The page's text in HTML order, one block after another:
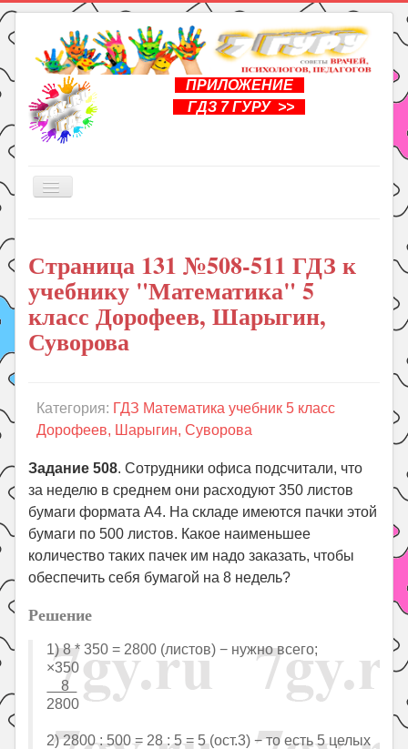
ПРИЛОЖЕНИЕ
ГДЗ 7 ГУРУ >>
Включить/
Книги
Рукоделие
Подготовка к школе
Уроки
Праздники
Летом!
Поиск
Страница 131 №508-511 ГДЗ к
учебнику "Математика" 5
класс Дорофеев, Шарыгин,
Суворова
Категория: ГДЗ Математика учебник 5 класс
Дорофеев, Шарыгин, Суворова
Задание 508. Сотрудники офиса подсчитали, что
за неделю в среднем они расходуют 350 листов
бумаги формата А4. На складе имеются пачки этой
бумаги по 500 листов. Какое наименьшее
количество таких пачек им надо заказать, чтобы
обеспечить себя бумагой на 8 недель?
Решение
1) 8 * 350 = 2800 (листов) − нужно всего;
×350
8
2800
2) 2800 : 500 = 28 : 5 = 5 (ост.3) − то есть 5 целых